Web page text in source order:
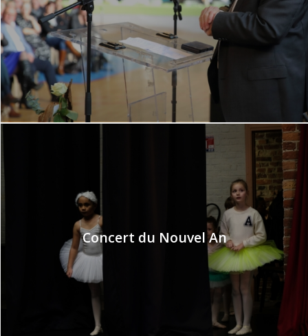
Concert du Nouvel An